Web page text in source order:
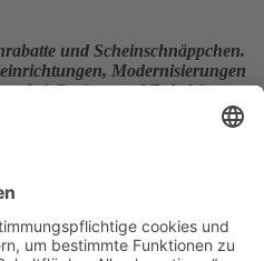
und Scheinschnäppchen.
Modernisierungen
bei Geräten und Zubehör,
ist vielfach
doch wir raten wir Ihnen
dem starken Netzwerk
sowie erfahrenen Monteuren